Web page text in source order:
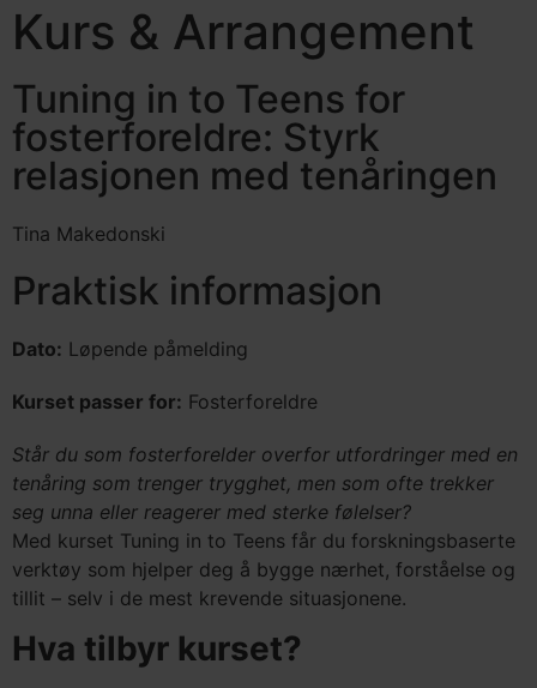
Kurs & Arrangement
Tuning in to Teens for
fosterforeldre: Styrk
relasjonen med tenåringen
Tina Makedonski
Praktisk informasjon
Dato: Løpende påmelding
Kurset passer for: Fosterforeldre
Står du som fosterforelder overfor utfordringer med en
tenåring som trenger trygghet, men som ofte trekker
seg unna eller reagerer med sterke følelser?
Med kurset Tuning in to Teens får du forskningsbaserte
verktøy som hjelper deg å bygge nærhet, forståelse og
tillit – selv i de mest krevende situasjonene.
Hva tilbyr kurset?